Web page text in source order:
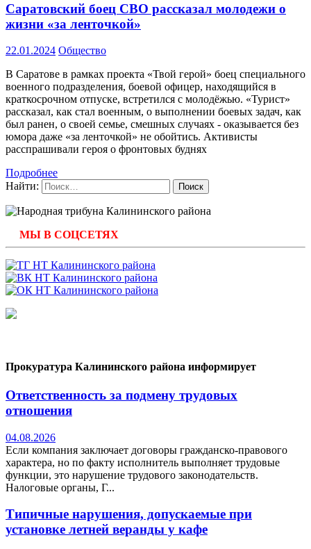
Саратовский боец СВО рассказал молодежи о
жизни «за ленточкой»
22.01.2024 Общество
В Саратове в рамках проекта «Твой герой» боец специального
военного подразделения, боевой офицер, находящийся в
краткосрочном отпуске, встретился с молодёжью. «Турист»
рассказал, как стал военным, о выполнении боевых задач, как
был ранен, о своей семье, смешных случаях - оказывается без
юмора даже «за ленточкой» не обойтись. Активисты
расспрашивали героя о фронтовых буднях
Подробнее
Найти:
МЫ В СОЦСЕТЯХ
Прокуратура Калининского района информирует
Ответственность за подмену трудовых
отношения
04.08.2026
Если компания заключает договоры гражданско-правового
характера, но по факту исполнитель выполняет трудовые
функции, это нарушение трудового законодательств.
Налоговые органы, Г...
Типичные нарушения, допускаемые при
установке летней веранды у кафе